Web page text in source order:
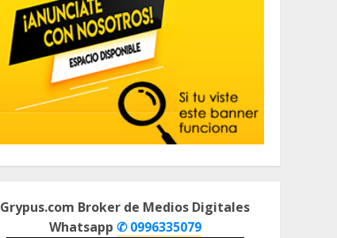
Grypus.com Broker de Medios Digitales
Whatsapp ✆ 0996335079